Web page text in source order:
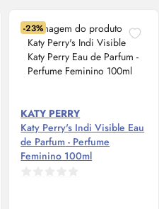
-23%
KATY PERRY
Katy Perry's Indi Visible Eau
de Parfum - Perfume
Feminino 100ml